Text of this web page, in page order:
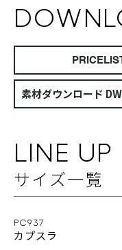
素材ダウンロード
LINE UP
サイズ⼀覧
PC937
カプスラ